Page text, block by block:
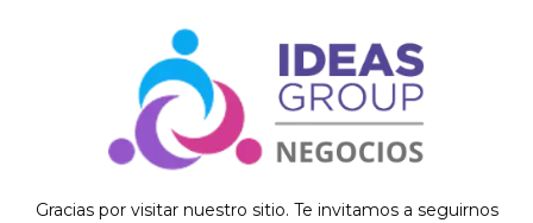
Gracias por visitar nuestro sitio. Te invitamos a seguirnos